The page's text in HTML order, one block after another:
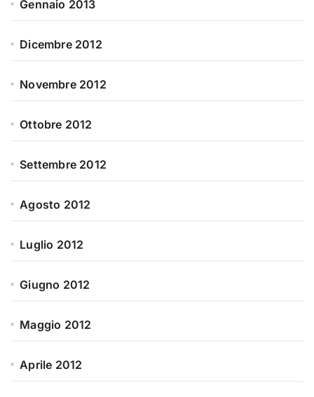
Gennaio 2013
Dicembre 2012
Novembre 2012
Ottobre 2012
Settembre 2012
Agosto 2012
Luglio 2012
Giugno 2012
Maggio 2012
Aprile 2012